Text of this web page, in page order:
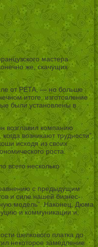
мастера
же, скачущих
от PETA, — но больше
итоге, изготовление
были установлены в
возглавил компанию
возникают трудности”,
исходя из своих
роста.
всего несколько
с предыдущим
и силе нашей бизнес-
модель”. Наконец, Дюма
и коммуникации и,
шелкового платка до
некоторое замедление